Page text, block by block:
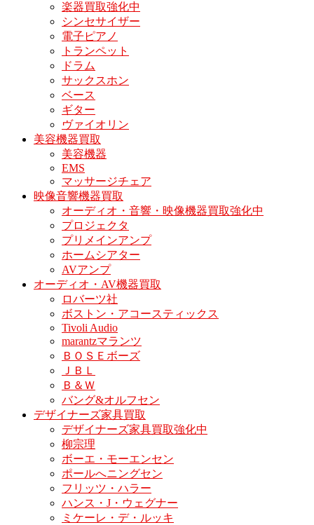
楽器買取強化中
シンセサイザー
電子ピアノ
トランペット
ドラム
サックスホン
ベース
ギター
ヴァイオリン
美容機器買取
美容機器
EMS
マッサージチェア
映像音響機器買取
オーディオ・音響・映像機器買取強化中
プロジェクタ
プリメインアンプ
ホームシアター
AVアンプ
オーディオ・AV機器買取
ロバーツ社
ボストン・アコースティックス
Tivoli Audio
marantzマランツ
ＢＯＳＥボーズ
ＪＢＬ
Ｂ＆Ｗ
バング&オルフセン
デザイナーズ家具買取
デザイナーズ家具買取強化中
柳宗理
ボーエ・モーエンセン
ポールへニングセン
フリッツ・ハラー
ハンス・J・ウェグナー
ミケーレ・デ・ルッキ